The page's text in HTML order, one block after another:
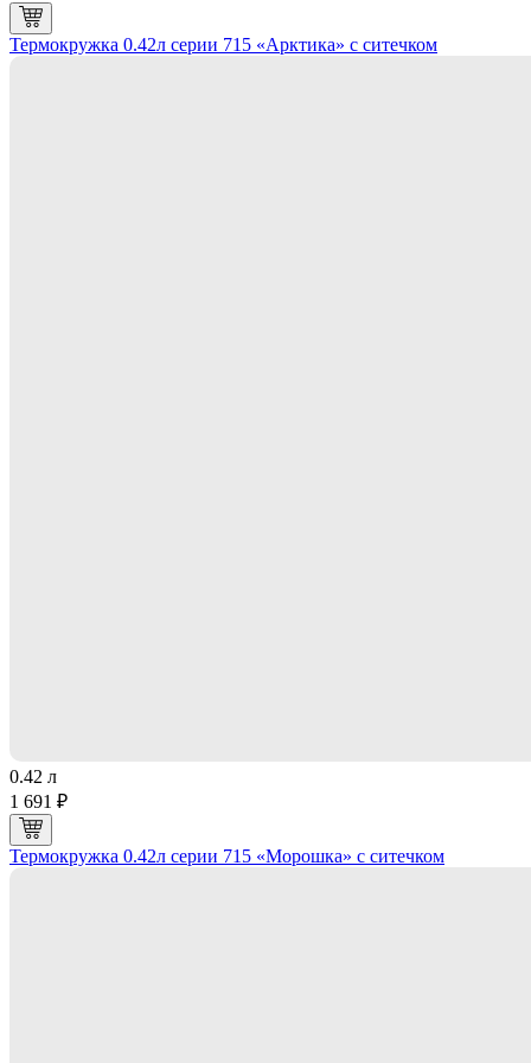
Термокружка 0.42л серии 715 «Арктика» с ситечком
0.42 л
1 691 ₽
Термокружка 0.42л серии 715 «Морошка» с ситечком